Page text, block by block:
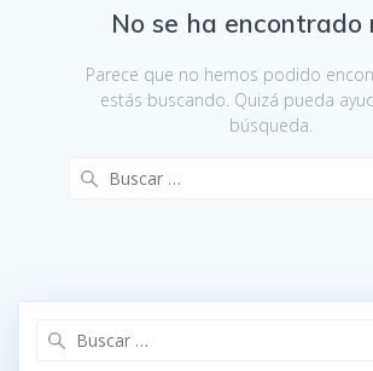
No se ha encontrado
Parece que no hemos podido
estás buscando. Quizá pueda
búsqueda.